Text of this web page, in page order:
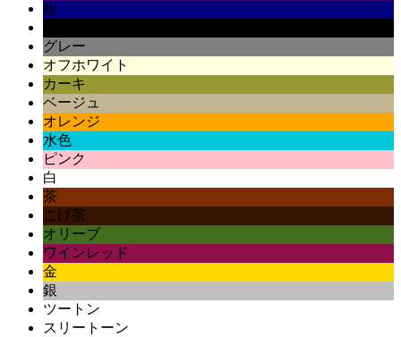
紺
グレー
オフホワイト
カーキ
ベージュ
オレンジ
水色
ピンク
白
茶
こげ茶
オリーブ
ワインレッド
金
銀
ツートン
スリートーン